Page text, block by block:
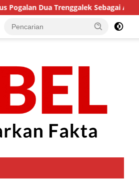
Dua Trenggalek Sebagai Alarm